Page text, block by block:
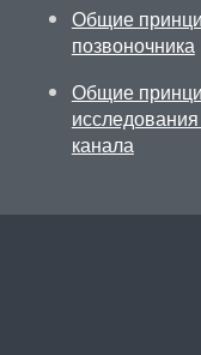
Общие
позвоночника
Общие
канала